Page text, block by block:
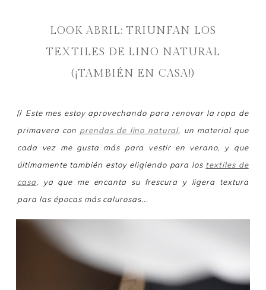
LOOK ABRIL: TRIUNFAN LOS
TEXTILES DE LINO NATURAL
(¡TAMBIÉN EN CASA!)
// Este mes estoy aprovechando para renovar la ropa de
primavera con prendas de lino natural, un material que
cada vez me gusta más para vestir en verano, y que
últimamente también estoy eligiendo para los textiles de
casa, ya que me encanta su frescura y ligera textura
para las épocas más calurosas...